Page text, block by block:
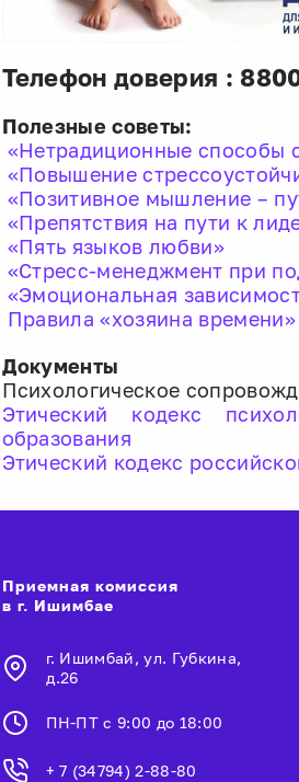
Телефон доверия :
Полезные советы:
«Нетрадиционные способы
«Повышение
«Позитивное мышление –
«Препятствия на пути к
«Пять языков любви»
«Стресс-менеджмент при
«Эмоциональная
Правила «хозяина времени»
Документы
Психологическое
Этический кодекс
образования
Этический кодекс
Приемная комиссия
в г. Ишимбае
г. Ишимбай, ул. Губкина,
д.26
ПН-ПТ с 9:00 до 18:00
+ 7 (34794) 2-88-80